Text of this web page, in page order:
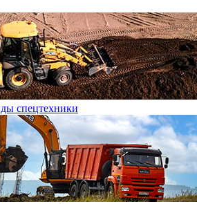
спецтехники